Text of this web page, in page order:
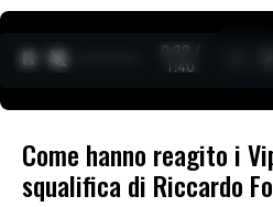
0:30 /
1:40
Come hanno reagito i
squalifica di Riccardo